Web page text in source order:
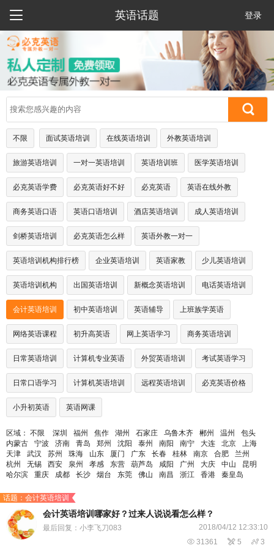
 英语话题 登录
不限 面试英语培训 在线英语培训 外教英语培训
旅游英语培训 一对一英语培训 英语培训班 医学英语培训
必克英语学费 必克英语好不好 必克英语 英语在线外教
商务英语口语 英语口语培训 酒店英语培训 成人英语培训
剑桥英语培训 必克英语怎么样 英语外教一对一
英语培训机构排行榜 企业英语培训 英语家教 少儿英语培训
英语培训机构 出国英语培训 新概念英语培训 电话英语培训
会计英语培训 初中英语培训 英语辅导 上班族学英语
网络英语课程 初升高英语 网上英语学习 商务英语培训
日常英语培训 计算机专业英语 外贸英语培训 考试英语学习
日常口语学习 计算机英语培训 远程英语培训 必克英语价格
小升初英语 英语网课
区域： 不限 深圳 福州 焦作 湖州 石家庄 乌鲁木齐 郴州 温州
包头
内蒙古
宁波 济南 青岛 郑州 沈阳 泰州 南阳 南宁 大连 北京
上海
天津
武汉 苏州 珠海 山东 厦门 广东 长春 桂林 南京 合肥
兰州
杭州
无锡 西安 泉州 孝感 东营 葫芦岛 咸阳 广州 大庆 中山
昆明
哈尔滨
重庆 成都 长沙 烟台 东莞 佛山 南昌 浙江 香港 秦皇岛
话题：会计英语培训
会计英语培训哪家好？过来人说说看怎么样？
最后回复：小李飞刀083 2018/04/12 12:33:10
 31361  5  3